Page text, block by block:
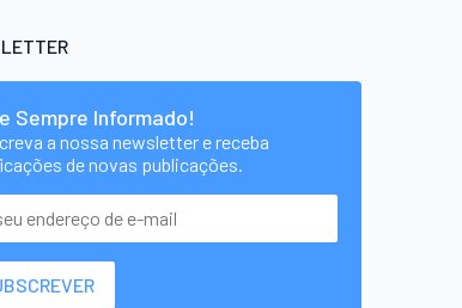
Sempre Informado!
a nossa newsletter e receba
de novas publicações.